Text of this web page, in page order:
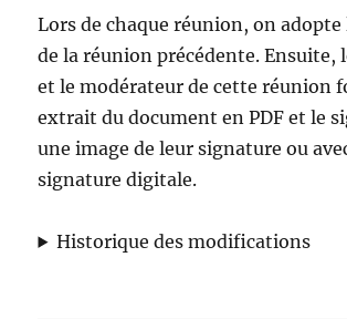
Lors de chaque réunion, on
de la réunion précédente. Ensuite,
et le modérateur de cette réunion
extrait du document en PDF et le
une image de leur signature ou
signature digitale.
Historique des modifications